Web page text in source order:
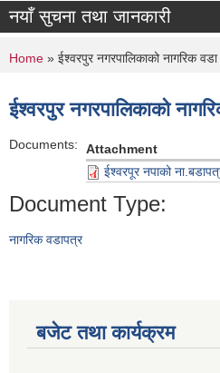
नयाँ सुचना तथा जानकारी
You are here
Home » ईश्वरपुर नगरपालिकाको नागरिक
ईश्वरपुर नगरपालिकाको
Documents: Attachment
ईश्वरपूर नपाको
Document Type:
नागरिक वडापत्र
बजेट तथा कार्यक्रम